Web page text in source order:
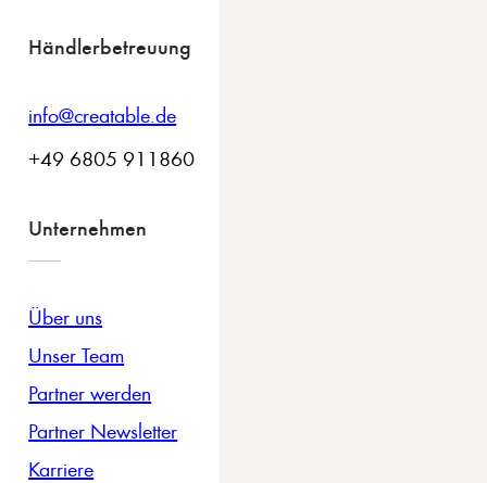
Händlerbetreuung
info@creatable.de
+49 6805 911860
Unternehmen
Über uns
Unser Team
Partner werden
Partner Newsletter
Karriere